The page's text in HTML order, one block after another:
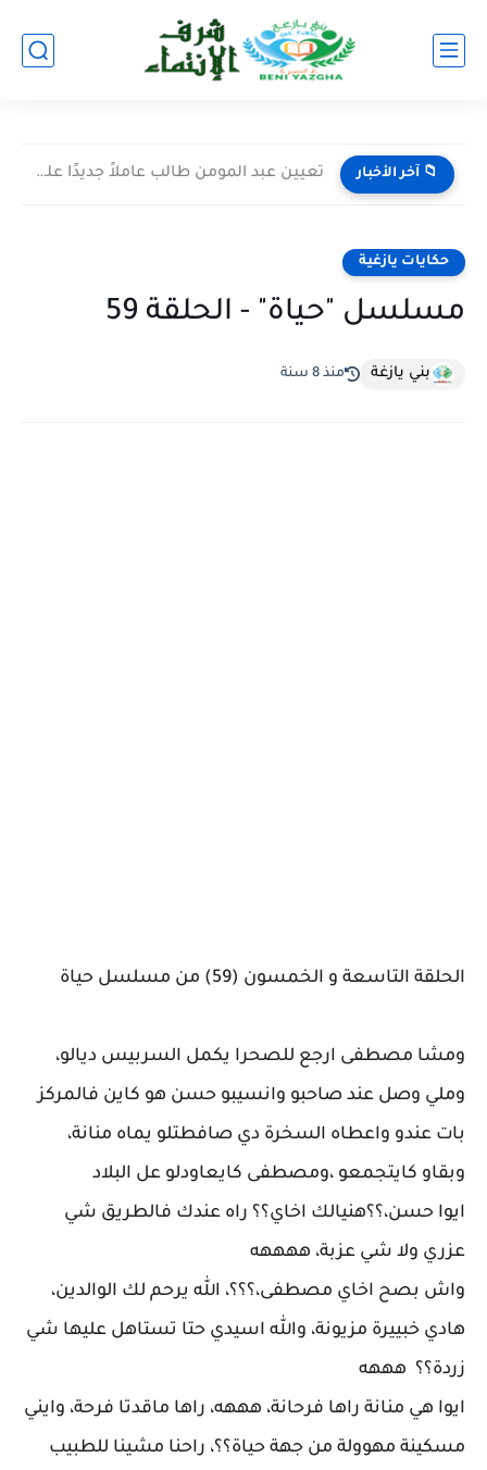
📁 آخر الأخبار تعيين عبد المومن طالب عاملاً جديدًا على إقليم اليوسفية خلفًا...
حكايات يازغية
مسلسل "حياة" - الحلقة 59
بني يازغة منذ 8 سنة
الحلقة التاسعة و الخمسون (59) من مسلسل حياة
ومشا مصطفى ارجع للصحرا يكمل السربيس ديالو،
وملي وصل عند صاحبو وانسيبو حسن هو كاين فالمركز
بات عندو واعطاه السخرة دي صافطتلو يماه منانة،
وبقاو كايتجمعو ،ومصطفى كايعاودلو عل البلاد
ايوا حسن،؟؟هنيالك اخاي؟؟ راه عندك فالطريق شي
عزري ولا شي عزبة، ههههه
واش بصح اخاي مصطفى،؟؟؟، الله يرحم لك الوالدين،
هادي خبييرة مزيونة، والله اسيدي حتا تستاهل عليها شي
زردة؟؟ هههه
ايوا هي منانة راها فرحانة، هههه، راها ماقدتا فرحة، وايني
مسكينة مهوولة من جهة حياة؟؟، راحنا مشينا للطبيب